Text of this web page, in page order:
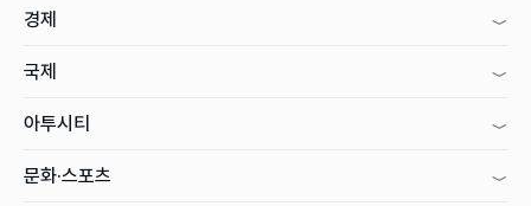
경제
국제
아투시티
문화·스포츠